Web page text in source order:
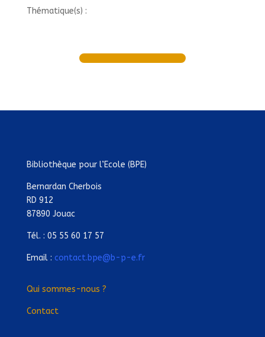
Thématique(s) :
Bibliothèque pour l’Ecole (BPE)
Bernardan Cherbois
RD 912
87890 Jouac
Tél. : 05 55 60 17 57
Email : contact.bpe@b-p-e.fr
Qui sommes-nous ?
Contact